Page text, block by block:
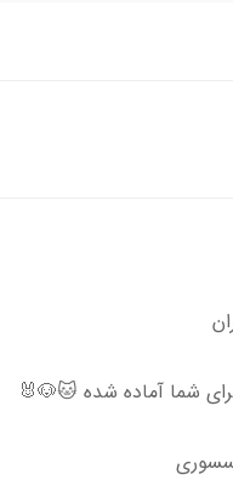
شما آماده شده 🐱🐶🐰